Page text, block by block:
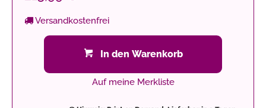
Versandkostenfrei
In den Warenkorb
Auf meine Merkliste